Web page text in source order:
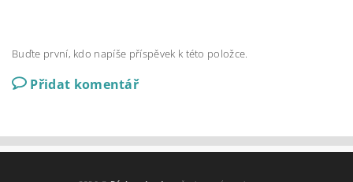
Buďte první, kdo napíše příspěvek k této položce.
Přidat komentář